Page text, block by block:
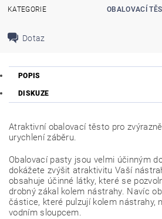
KATEGORIE
OBALOVACÍ
Dotaz
POPIS
DISKUZE
Atraktivní obalovací těsto pro
urychlení záběru.
Obalovací pasty jsou velmi účinným
dokážete zvýšit atraktivitu Vaší
obsahuje účinné látky, které se
drobný zákal kolem nástrahy. Navíc
částice, které pulzují kolem nástrahy,
vodním sloupcem.